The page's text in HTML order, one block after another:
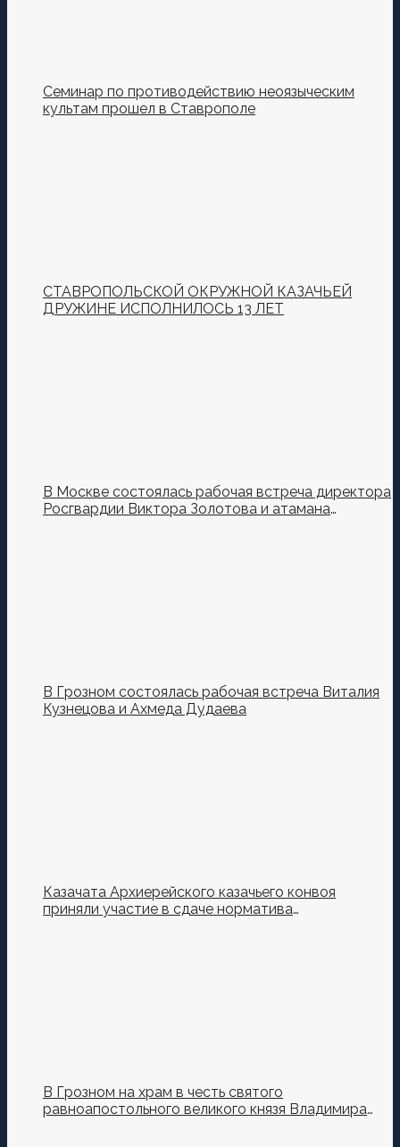
Семинар по противодействию неоязыческим
культам прошел в Ставрополе
СТАВРОПОЛЬСКОЙ ОКРУЖНОЙ КАЗАЧЬЕЙ
ДРУЖИНЕ ИСПОЛНИЛОСЬ 13 ЛЕТ
В Москве состоялась рабочая встреча директора
Росгвардии Виктора Золотова и атамана
В Грозном состоялась рабочая встреча Виталия
Кузнецова и Ахмеда Дудаева
Казачата Архиерейского казачьего конвоя
приняли участие в сдаче норматива
В Грозном на храм в честь святого
равноапостольного великого князя Владимира